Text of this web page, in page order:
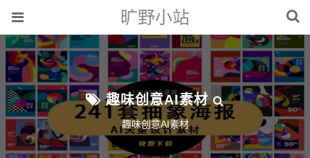
旷野小站
趣味创意AI素材
趣味创意AI素材